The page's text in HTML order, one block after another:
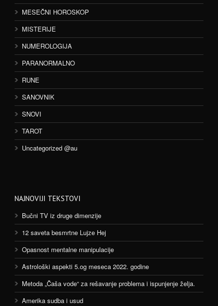
MESEČNI HOROSKOP
MISTERIJE
NUMEROLOGIJA
PARANORMALNO
RUNE
SANOVNIK
SNOVI
TAROT
Uncategorized @au
NAJNOVIJI TEKSTOVI
Bučni TV iz druge dimenzije
12 saveta besmrtne Lujze Hej
Opasnost mentalne manipulacije
Astrološki aspekti 5.og meseca 2022. godine
Metoda „Čaša vode“ za rešavanje problema i ispunjenje želja.
Amerika sudba i usud